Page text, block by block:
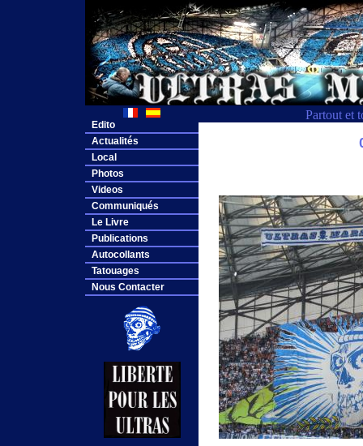
Partout et
Edito
Actualités
Local
Photos
Videos
Communiqués
Le Livre
Publications
Autocollants
Tatouages
Nous Contacter